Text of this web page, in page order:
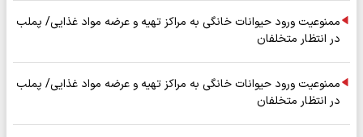
ممنوعیت ورود حیوانات خانگی به مراکز تهیه و عرضه مواد غذایی/ پملب
در انتظار متخلفان
ممنوعیت ورود حیوانات خانگی به مراکز تهیه و عرضه مواد غذایی/ پملب
در انتظار متخلفان